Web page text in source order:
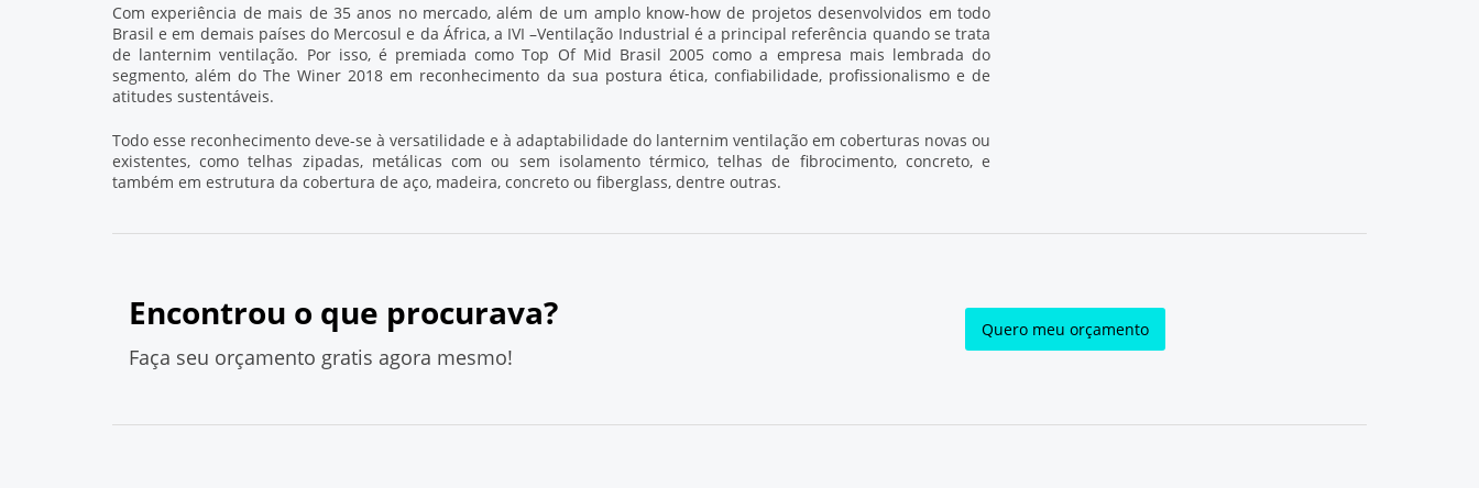
Com experiência de mais de 35 anos no mercado, além de um amplo know-how de projetos desenvolvidos em todo
Brasil e em demais países do Mercosul e da África, a IVI –Ventilação Industrial é a principal referência quando se trata
de lanternim ventilação. Por isso, é premiada como Top Of Mid Brasil 2005 como a empresa mais lembrada do
segmento, além do The Winer 2018 em reconhecimento da sua postura ética, confiabilidade, profissionalismo e de
atitudes sustentáveis.
Todo esse reconhecimento deve-se à versatilidade e à adaptabilidade do lanternim ventilação em coberturas novas ou
existentes, como telhas zipadas, metálicas com ou sem isolamento térmico, telhas de fibrocimento, concreto, e
também em estrutura da cobertura de aço, madeira, concreto ou fiberglass, dentre outras.
Encontrou o que procurava?
Faça seu orçamento gratis agora mesmo!
Quero meu orçamento